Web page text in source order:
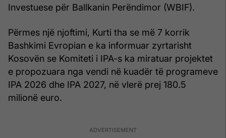
Investuese për Ballkanin Perëndimor (WBIF).
Përmes një njoftimi, Kurti tha se më 7 korrik
Bashkimi Evropian e ka informuar zyrtarisht
Kosovën se Komiteti i IPA-s ka miratuar projektet
e propozuara nga vendi në kuadër të programeve
IPA 2026 dhe IPA 2027, në vlerë prej 180.5
milionë euro.